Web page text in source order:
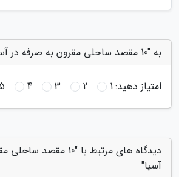
به "10 مقصد ساحلی مقرون به صرفه در آسیا" امتیاز دهید
امتیاز دهید:1
2
3
4
دیدگاه های مرتبط با "10
آسیا"